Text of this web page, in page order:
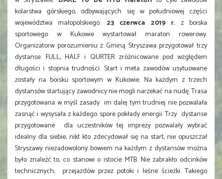
kolarstwa górskiego, odbywających się w południowej części
województwa małopolskiego. 23 czerwca 2019 r. z boiska
sportowego w Kukowie wystartował maraton rowerowy.
Organizatorw porozumieniu z Gminą Stryszawa przygotował trzy
dystanse: FULL, HALF i QURTER zróżnicowane pod względem
długości i stopnia trudności. Start i meta zawodów usytuowane
zostały na boisku sportowym w Kukowie. Na każdym z trzech
dystansów startujący zawodnicy nie mogli narzekać na nudę. Trasa
przygotowana w myśl zasady im dalej tym trudniej nie pozwalała
zasnąć i wysysała z każdego spore pokłady energii. Trzy dystanse
przygotowane dla uczestników tej imprezy pozwalały wybrać
idealny dla siebie, nikt kto zdecydował się na start, nie opuszczał
Stryszawy niezadowolony bowiem na każdym z dystansów można
było znaleźć to, co stanowi o istocie MTB. Nie zabrakło odcinków
technicznych, przejazdów przez potoki i leśne ścieżki. Takiego